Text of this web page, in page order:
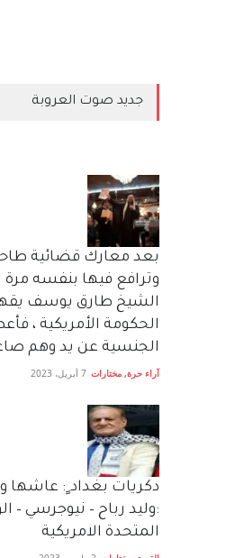
جديد صوت العروبة
بعد معارك قضائية
وترافع فيها بنفسه مرة
الشيخ طارق يوسف
الحكومة الأمريكية ،
الجنسية عن يد وهم
آراء حرة, مختارات 7 أبريل، 2023
دكريات بغداد ٍ: عاشها
:وليد رباح – نيوجرسي –
المتحدة الامريكية